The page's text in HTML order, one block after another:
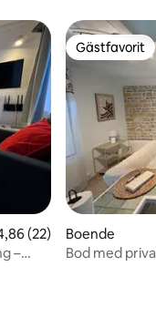
av 5 i genomsnittligt
(22)
–
Gästfavorit
Gästfavorit
Boende
Bod med